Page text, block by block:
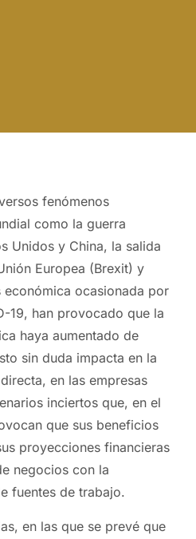
fenómenos
como la guerra
Unidos y China, la salida
Europea (Brexit) y
económica ocasionada por
19, han provocado que la
haya aumentado de
sin duda impacta en la
en las empresas
inciertos que, en el
que sus beneficios
proyecciones financieras
negocios con la
fuentes de trabajo.
en las que se prevé que